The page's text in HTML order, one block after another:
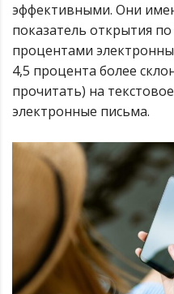
эффективными. Они
показатель открытия
процентами
4,5 процента более
прочитать) на
электронные письма.